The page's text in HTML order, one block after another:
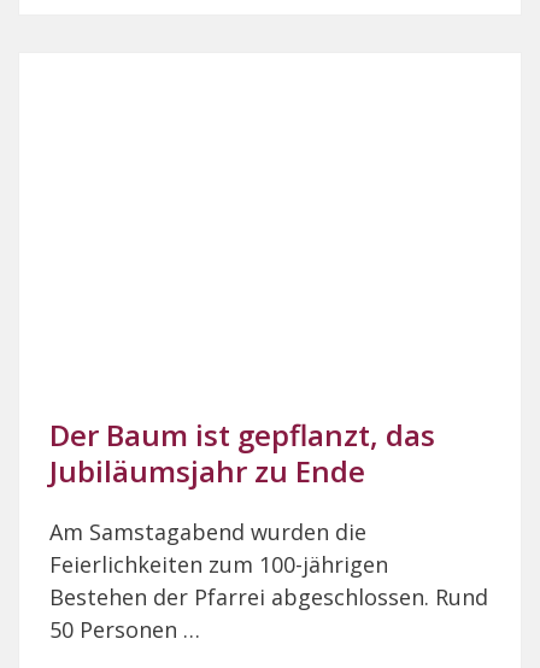
Der Baum ist gepflanzt, das
Jubiläumsjahr zu Ende
Am Samstagabend wurden die
Feierlichkeiten zum 100-jährigen
Bestehen der Pfarrei abgeschlossen. Rund
50 Personen …